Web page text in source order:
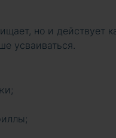
но и действует
усваиваться.